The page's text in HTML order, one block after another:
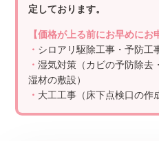
定しております。
【価格が上る前にお早めにお
・ シロアリ駆除工事・予防工
・湿気対策（カビの予防除去
湿材の敷設）
・ 大工工事（床下点検口の作